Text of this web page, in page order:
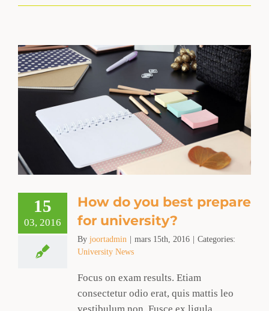
15
03, 2016
How do you best prepare
for university?
By joortadmin | mars 15th, 2016 | Categories:
University News
Focus on exam results. Etiam
consectetur odio erat, quis mattis leo
vestibulum non. Fusce ex ligula,